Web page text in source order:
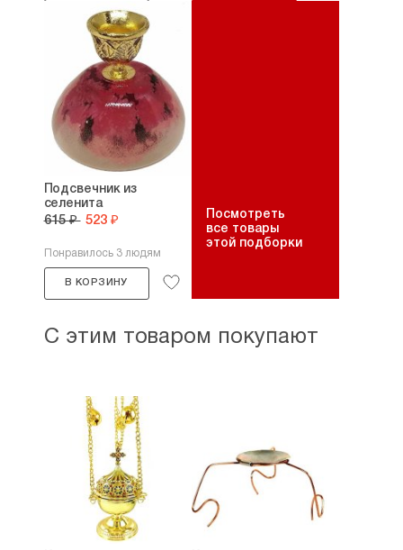
Подсвечник из
селенита
615 ₽ 523 ₽
Понравилось 3 людям
В КОРЗИНУ
Посмотреть
все товары
этой подборки
С этим товаром покупают